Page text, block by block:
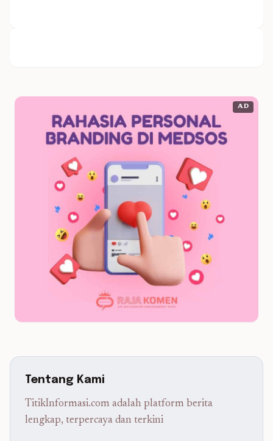
AD
Tentang Kami
TitikInformasi.com adalah platform berita
lengkap, terpercaya dan terkini